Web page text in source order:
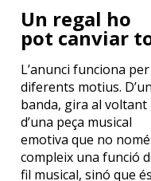
Un regal ho
pot canviar
L’anunci funciona per
diferents motius.
banda, gira al voltant
d’una peça musical
emotiva que no
compleix una funció
fil musical, sinó que